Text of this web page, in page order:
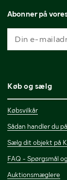
Abonner på
Køb og sælg
Købsvilkår
Sådan handler du
Sælg dit objekt på
FAQ - Spørgsmål
Auktionsmæglere